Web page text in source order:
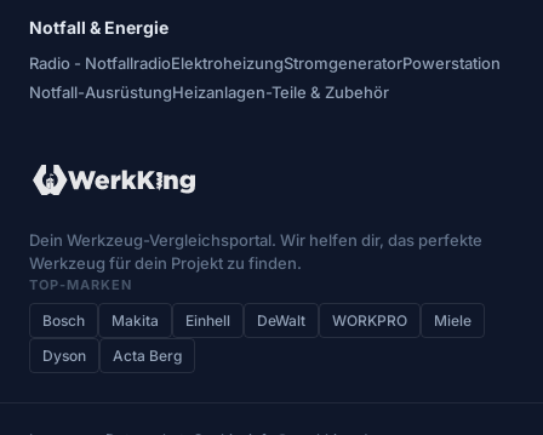
Notfall & Energie
Radio - NotfallradioElektroheizungStromgeneratorPowerstation
Notfall-AusrüstungHeizanlagen-Teile & Zubehör
Dein Werkzeug-Vergleichsportal. Wir helfen dir, das perfekte
Werkzeug für dein Projekt zu finden.
TOP-MARKEN
Bosch Makita Einhell DeWalt WORKPRO
Miele
Dyson
Acta Berg